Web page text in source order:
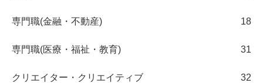
専門職(金融・不動産) 18
専門職(医療・福祉・教育) 31
クリエイター・クリエイティブ 32